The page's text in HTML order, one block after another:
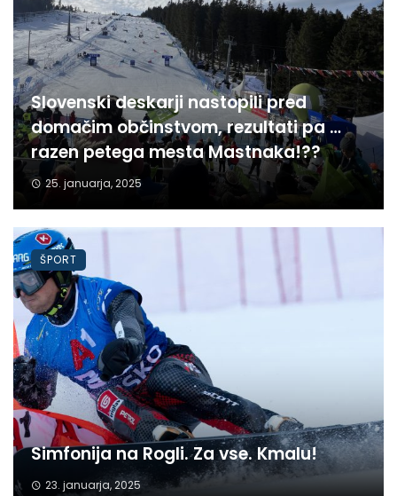
Slovenski deskarji nastopili pred
domačim občinstvom, rezultati pa …
razen petega mesta Mastnaka!??
25. januarja, 2025
Simfonija na Rogli. Za vse. Kmalu!
23. januarja, 2025
ŠPORT